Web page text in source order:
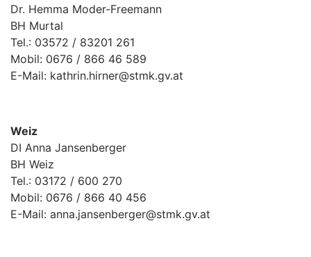
Dr. Hemma Moder-Freemann
BH Murtal
Tel.: 03572 / 83201 261
Mobil: 0676 / 866 46 589
E-Mail: kathrin.hirner@stmk.gv.at
Weiz
DI Anna Jansenberger
BH Weiz
Tel.: 03172 / 600 270
Mobil: 0676 / 866 40 456
E-Mail: anna.jansenberger@stmk.gv.at